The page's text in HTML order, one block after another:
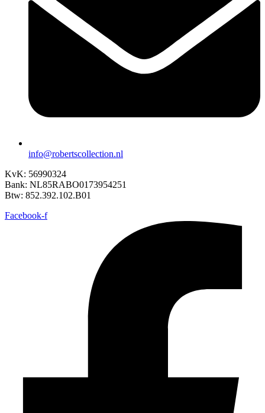
info@robertscollection.nl
KvK: 56990324
Bank: NL85RABO0173954251
Btw: 852.392.102.B01
Facebook-f